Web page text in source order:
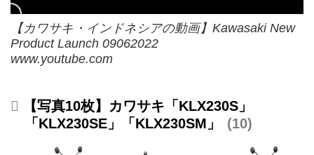
【カワサキ・インドネシアの動画】Kawasaki New
Product Launch 09062022
www.youtube.com
【写真10枚】カワサキ「KLX230S」
「KLX230SE」「KLX230SM」
10